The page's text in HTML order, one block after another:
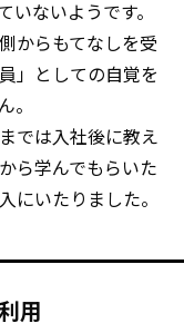
ないようです。
からもてなしを受
」としての自覚を
。
では入社後に教え
ら学んでもらいた
にいたりました。
用